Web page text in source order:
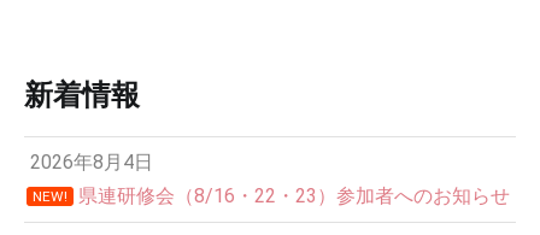
新着情報
2026年8月4日
NEW! 県連研修会（8/16・22・23）参加者へのお知らせ